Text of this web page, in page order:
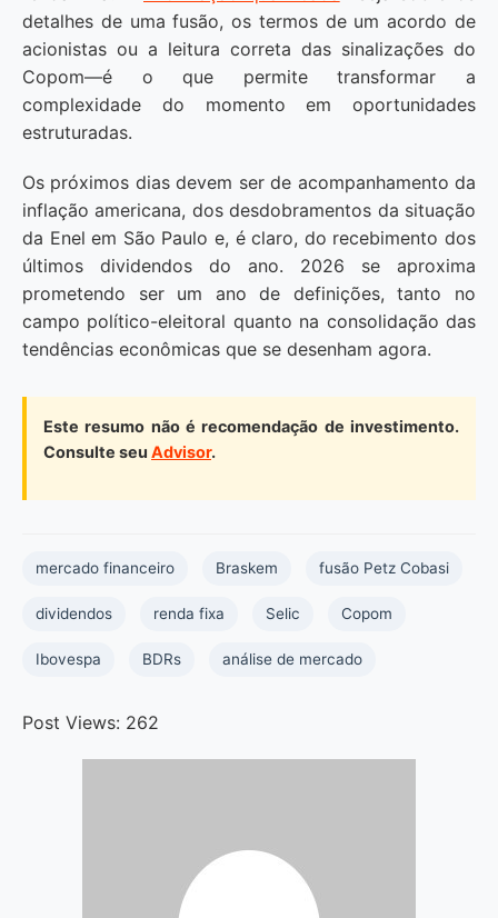
detalhes de uma fusão, os termos de um acordo de
acionistas ou a leitura correta das sinalizações do
Copom—é o que permite transformar a
complexidade do momento em oportunidades
estruturadas.
Os próximos dias devem ser de acompanhamento da
inflação americana, dos desdobramentos da situação
da Enel em São Paulo e, é claro, do recebimento dos
últimos dividendos do ano. 2026 se aproxima
prometendo ser um ano de definições, tanto no
campo político-eleitoral quanto na consolidação das
tendências econômicas que se desenham agora.
Este resumo não é recomendação de investimento.
Consulte seu Advisor.
mercado financeiro Braskem fusão Petz Cobasi
dividendos renda fixa Selic Copom
Ibovespa BDRs análise de mercado
Post Views: 262